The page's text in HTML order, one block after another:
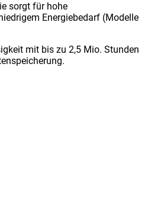
sorgt für hohe
Energiebedarf (Modelle
mit bis zu 2,5 Mio. Stunden